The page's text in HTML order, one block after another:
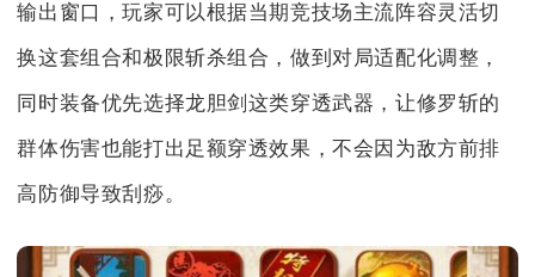
输出窗口，玩家可以根据当期竞技场主流阵容灵活切
换这套组合和极限斩杀组合，做到对局适配化调整，
同时装备优先选择龙胆剑这类穿透武器，让修罗斩的
群体伤害也能打出足额穿透效果，不会因为敌方前排
高防御导致刮痧。